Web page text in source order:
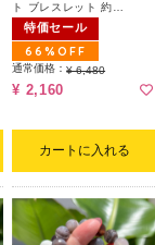
ト ブレスレット 約
5mm（ランダム）
特価セール
66%OFF
通常価格：¥ 6,480
¥ 2,160
カートに入れる